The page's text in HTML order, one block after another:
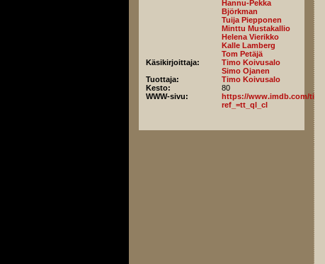
Hannu-Pekka
Björkman
Tuija Piepponen
Minttu Mustakallio
Helena Vierikko
Kalle Lamberg
Tom Petäjä
Käsikirjoittaja:
Timo Koivusalo
Simo Ojanen
Tuottaja:
Timo Koivusalo
Kesto:
80
WWW-sivu:
https://www.imdb.com/
ref_=tt_ql_cl